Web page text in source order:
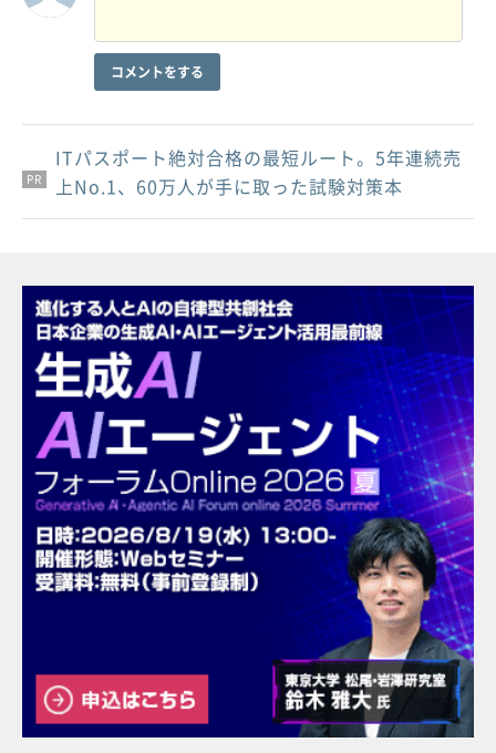
コメントをする
PR
PR
PR
ITパスポート絶対合格の最短ルート。5年連続売
上No.1、60万人が手に取った試験対策本